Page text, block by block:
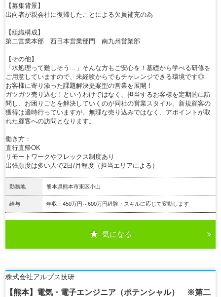
【募集背景】
出向者が親会社に復帰したことによる欠員補充の為
【組織構成】
第二営業本部 西日本営業部門 南九州営業部
【その他】
「水処理って難しそう…」そんな方もご安心を！基礎から学べる研修を
ご用意していますので、未経験からでもチャレンジできる環境です◎
お客様に寄り添った課題解決提案型の営業を展開！
ガツガツ売り込む！というわけではなく、担当するお客様を定期的に訪
問し、お困りごとを解決していくのが同社の営業スタイル。新規顧客の
獲得は適時行っていますが、無理な売り込みではなく、アポイントが取
れた顧客への訪問となります。
働き方：
直行直帰OK
リモートワークやフレックス制度あり
出張頻度は多い人で2日/月程度（担当エリアによる）
勤務地 熊本県熊本市東区小山
給与 年収：450万円～600万円経験・スキルに応じて変動します
気になる
株式会社アルプス技研
【熊本】電気・電子エンジニア（ポテンシャル） ※第二